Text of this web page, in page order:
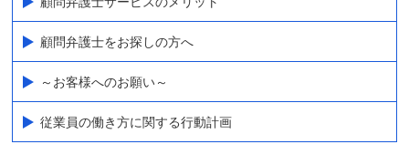
顧問弁護士をお探しの方へ
～お客様へのお願い～
従業員の働き方に関する行動計画